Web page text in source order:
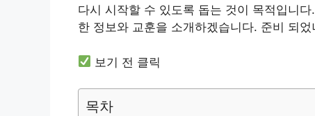
다시 시작할 수 있도록 돕는 것이 목적입니
한 정보와 교훈을 소개하겠습니다. 준비 되
보기 전 클릭
목차